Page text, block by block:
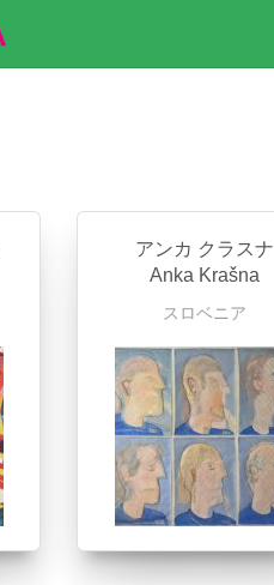
アンカ クラスナ
Anka Krašna
スロベニア